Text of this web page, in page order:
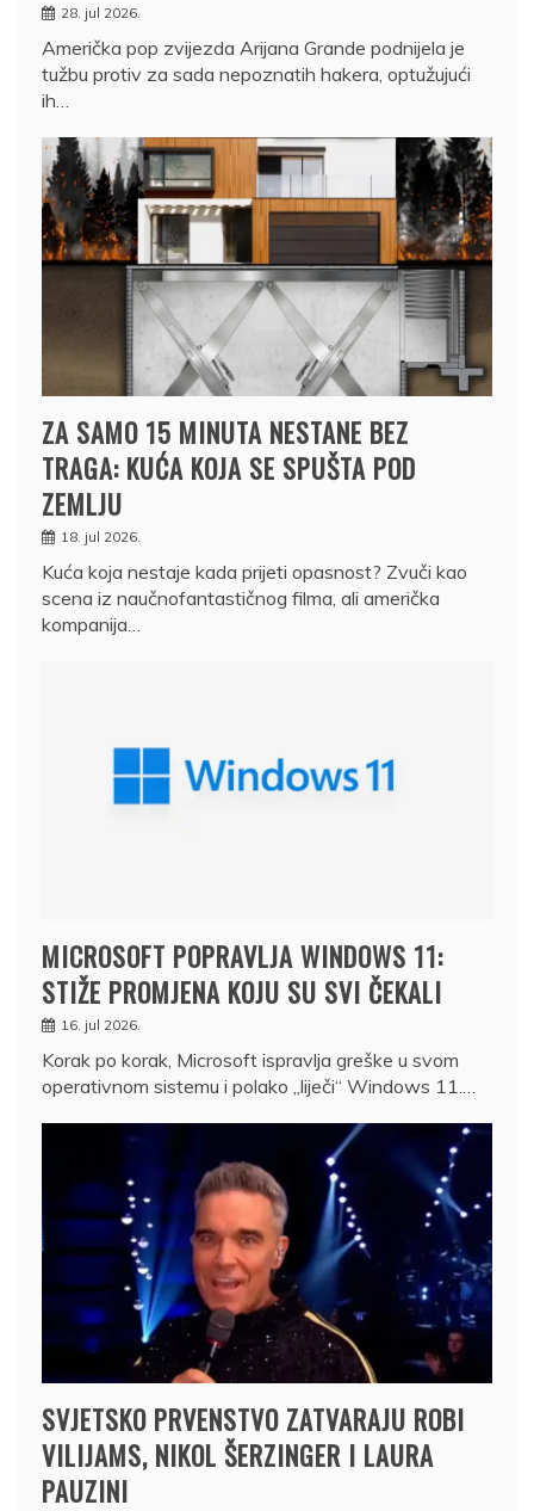
28. jul 2026.
Američka pop zvijezda Arijana Grande podnijela je
tužbu protiv za sada nepoznatih hakera, optužujući
ih…
ZA SAMO 15 MINUTA NESTANE BEZ
TRAGA: KUĆA KOJA SE SPUŠTA POD
ZEMLJU
18. jul 2026.
Kuća koja nestaje kada prijeti opasnost? Zvuči kao
scena iz naučnofantastičnog filma, ali američka
kompanija…
MICROSOFT POPRAVLJA WINDOWS 11:
STIŽE PROMJENA KOJU SU SVI ČEKALI
16. jul 2026.
Korak po korak, Microsoft ispravlja greške u svom
operativnom sistemu i polako „liječi“ Windows 11.…
SVJETSKO PRVENSTVO ZATVARAJU ROBI
VILIJAMS, NIKOL ŠERZINGER I LAURA
PAUZINI